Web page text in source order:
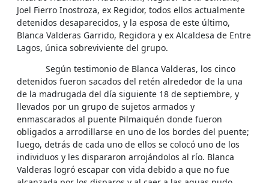
Joel Fierro Inostroza, ex Regidor, todos ellos actualmente
detenidos desaparecidos, y la esposa de este último,
Blanca Valderas Garrido, Regidora y ex Alcaldesa de Entre
Lagos, única sobreviviente del grupo.
Según testimonio de Blanca Valderas, los cinco
detenidos fueron sacados del retén alrededor de la una
de la madrugada del día siguiente 18 de septiembre, y
llevados por un grupo de sujetos armados y
enmascarados al puente Pilmaiquén donde fueron
obligados a arrodillarse en uno de los bordes del puente;
luego, detrás de cada uno de ellos se colocó uno de los
individuos y les dispararon arrojándolos al río. Blanca
Valderas logró escapar con vida debido a que no fue